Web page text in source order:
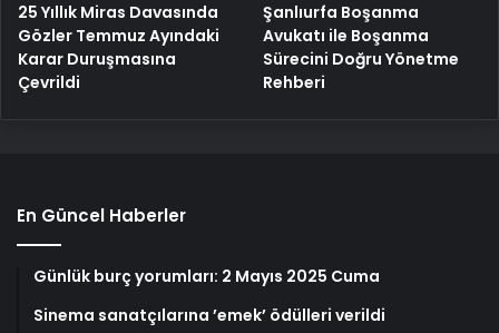
25 Yıllık Miras Davasında
Gözler Temmuz Ayındaki
Karar Duruşmasına
Çevrildi
Şanlıurfa Boşanma
Avukatı ile Boşanma
Sürecini Doğru Yönetme
Rehberi
En Güncel Haberler
Günlük burç yorumları: 2 Mayıs 2025 Cuma
Sinema sanatçılarına ’emek’ ödülleri verildi